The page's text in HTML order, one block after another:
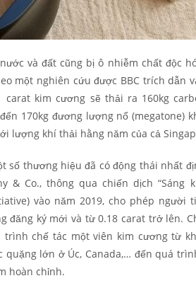
và đất cũng bị ô nhiễm chất độc
một nghiên cứu được BBC trích dẫn
carat kim cương sẽ thải ra 160kg
170kg đương lượng nổ (megatone)
lượng khí thải hằng năm của cả
số thương hiệu đã có động thái nhất
& Co., thông qua chiến dịch “Sáng
vào năm 2019, cho phép người
đăng ký mới và từ 0.18 carat trở lên.
trình chế tác một viên kim cương từ
quặng lớn ở Úc, Canada,… đến quá
hoàn chỉnh.